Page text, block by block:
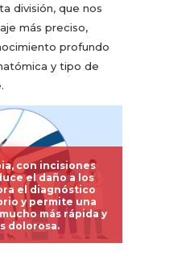
división, que nos
más preciso,
profundo
y tipo de
con incisiones
el daño a los
el diagnóstico
y permite una
más rápida y
dolorosa.